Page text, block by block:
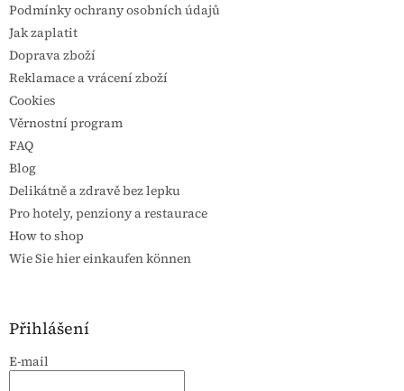
Podmínky ochrany osobních údajů
Jak zaplatit
Doprava zboží
Reklamace a vrácení zboží
Cookies
Věrnostní program
FAQ
Blog
Delikátně a zdravě bez lepku
Pro hotely, penziony a restaurace
How to shop
Wie Sie hier einkaufen können
Přihlášení
E-mail